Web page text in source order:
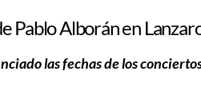
Pablo Alborán en
las fechas de los